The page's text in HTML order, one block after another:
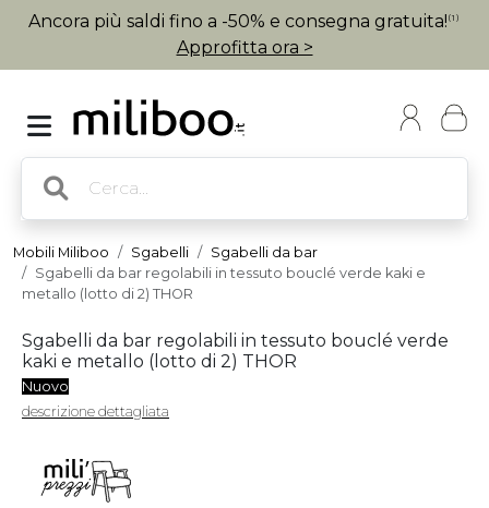
Ancora più saldi fino a -50% e consegna gratuita! (1)
Approfitta ora >
Mobili Miliboo Sgabelli
Sgabelli da bar
Sgabelli da bar regolabili in tessuto bouclé verde kaki e
metallo (lotto di 2) THOR
Sgabelli da bar regolabili in tessuto bouclé verde
kaki e metallo (lotto di 2) THOR
Nuovo
descrizione dettagliata